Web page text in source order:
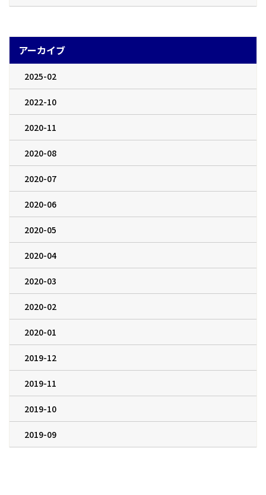
アーカイブ
2025-02
2022-10
2020-11
2020-08
2020-07
2020-06
2020-05
2020-04
2020-03
2020-02
2020-01
2019-12
2019-11
2019-10
2019-09